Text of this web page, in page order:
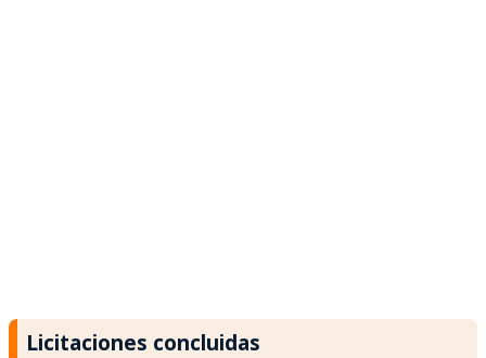
Licitaciones concluidas